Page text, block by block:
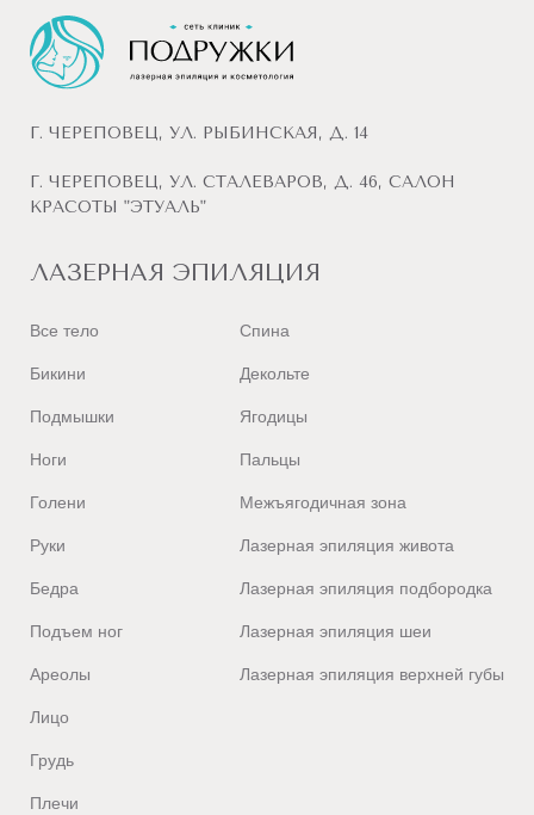
Г. ЧЕРЕПОВЕЦ, УЛ. РЫБИНСКАЯ, Д. 14
Г. ЧЕРЕПОВЕЦ, УЛ. СТАЛЕВАРОВ, Д. 46, САЛОН
КРАСОТЫ "ЭТУАЛЬ"
ЛАЗЕРНАЯ ЭПИЛЯЦИЯ
Все тело
Бикини
Подмышки
Ноги
Голени
Руки
Бедра
Подъем ног
Ареолы
Лицо
Грудь
Плечи
Спина
Декольте
Ягодицы
Пальцы
Межъягодичная зона
Лазерная эпиляция живота
Лазерная эпиляция подбородка
Лазерная эпиляция шеи
Лазерная эпиляция верхней губы